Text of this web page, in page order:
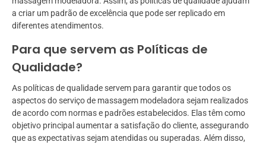
a criar um padrão de excelência que pode ser replicado em
diferentes atendimentos.
Para que servem as Políticas de
Qualidade?
As políticas de qualidade servem para garantir que todos os
aspectos do serviço de massagem modeladora sejam realizados
de acordo com normas e padrões estabelecidos. Elas têm como
objetivo principal aumentar a satisfação do cliente, assegurando
que as expectativas sejam atendidas ou superadas. Além disso,